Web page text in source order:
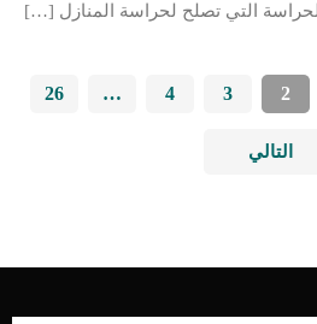
التي تصلح لحراسة المنازل […]
2
3
4
…
26
التالي